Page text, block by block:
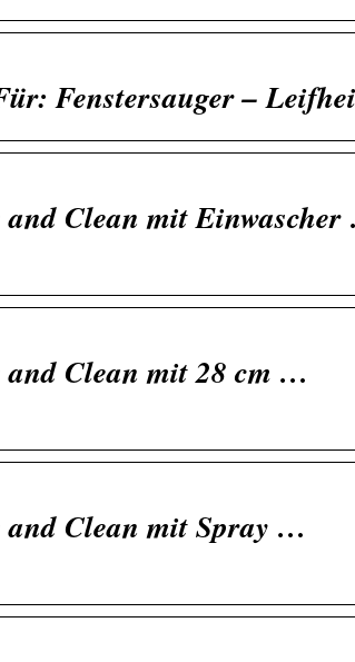
Fenstersauger –
Clean mit
Clean mit 28 cm …
and Clean mit Spray …